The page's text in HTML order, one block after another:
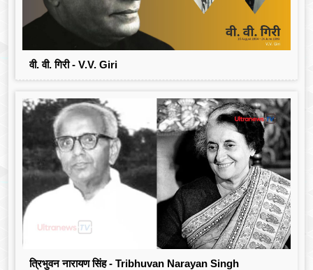
वी. वी. गिरी - V.V. Giri
त्रिभुवन नारायण सिंह - Tribhuvan Narayan Singh